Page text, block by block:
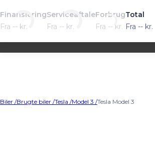
Finansiering
Fra -- kr.
Serviceaftale
Fra -- kr.
Forbrug
Fra -- kr.
Total
Fra -- kr.
Biler /Brugte biler /Tesla /Model 3 /Tesla Model 3